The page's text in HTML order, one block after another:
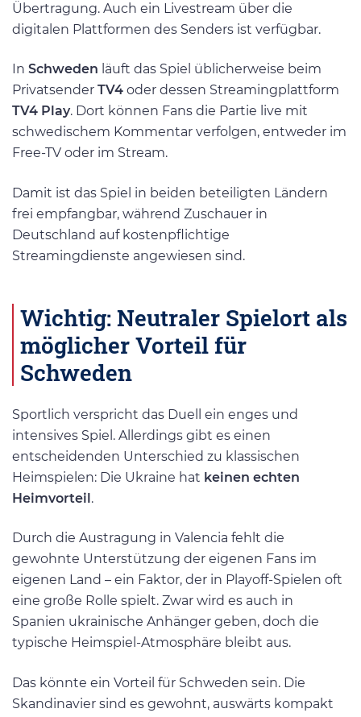
Übertragung. Auch ein Livestream über die
digitalen Plattformen des Senders ist verfügbar.
In Schweden läuft das Spiel üblicherweise beim
Privatsender TV4 oder dessen Streamingplattform
TV4 Play. Dort können Fans die Partie live mit
schwedischem Kommentar verfolgen, entweder im
Free-TV oder im Stream.
Damit ist das Spiel in beiden beteiligten Ländern
frei empfangbar, während Zuschauer in
Deutschland auf kostenpflichtige
Streamingdienste angewiesen sind.
Wichtig: Neutraler Spielort als
möglicher Vorteil für
Schweden
Sportlich verspricht das Duell ein enges und
intensives Spiel. Allerdings gibt es einen
entscheidenden Unterschied zu klassischen
Heimspielen: Die Ukraine hat keinen echten
Heimvorteil.
Durch die Austragung in Valencia fehlt die
gewohnte Unterstützung der eigenen Fans im
eigenen Land – ein Faktor, der in Playoff-Spielen oft
eine große Rolle spielt. Zwar wird es auch in
Spanien ukrainische Anhänger geben, doch die
typische Heimspiel-Atmosphäre bleibt aus.
Das könnte ein Vorteil für Schweden sein. Die
Skandinavier sind es gewohnt, auswärts kompakt